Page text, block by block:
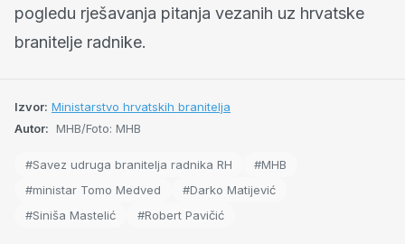
pogledu rješavanja pitanja vezanih uz hrvatske
branitelje radnike.
Izvor: Ministarstvo hrvatskih branitelja
Autor: MHB/Foto: MHB
#Savez udruga branitelja radnika RH
#MHB
#ministar Tomo Medved
#Darko Matijević
#Siniša Mastelić
#Robert Pavičić